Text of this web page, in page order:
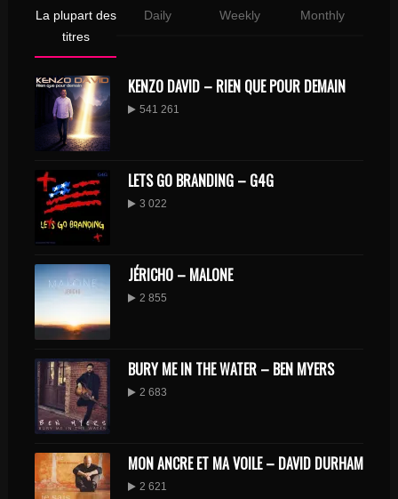
La plupart des
titres
Daily Weekly Monthly
KENZO DAVID – RIEN QUE POUR DEMAIN
541 261
LETS GO BRANDING – G4G
3 022
JÉRICHO – MALONE
2 855
BURY ME IN THE WATER – BEN MYERS
2 683
MON ANCRE ET MA VOILE – DAVID DURHAM
2 621